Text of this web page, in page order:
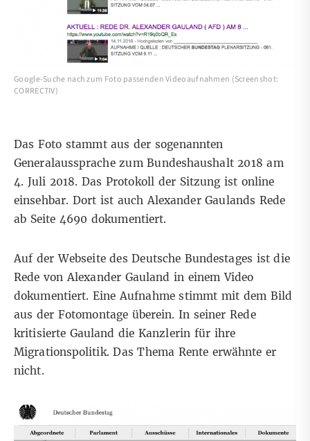
Google-Suche nach zum Foto passenden Videoaufnahmen (Screenshot:
CORRECTIV)
Das Foto stammt aus der sogenannten
Generalaussprache zum Bundeshaushalt 2018 am
4. Juli 2018. Das Protokoll der Sitzung ist online
einsehbar. Dort ist auch Alexander Gaulands Rede
ab Seite 4690 dokumentiert.
Auf der Webseite des Deutsche Bundestages ist die
Rede von Alexander Gauland in einem Video
dokumentiert. Eine Aufnahme stimmt mit dem Bild
aus der Fotomontage überein. In seiner Rede
kritisierte Gauland die Kanzlerin für ihre
Migrationspolitik. Das Thema Rente erwähnte er
nicht.